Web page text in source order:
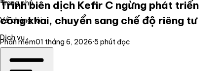
Trang chủ
Về chúng tôi
Dịch vụ
Trình biên dịch Kefir C ngừng phát triển
công khai, chuyển sang chế độ riêng tư
Phần mềm01 tháng 6, 2026·5 phút đọc